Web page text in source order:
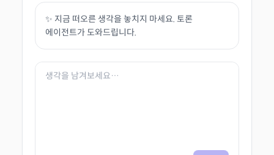
✨ 지금 떠오른 생각을 놓치지 마세요. 토론
에이전트가 도와드립니다.